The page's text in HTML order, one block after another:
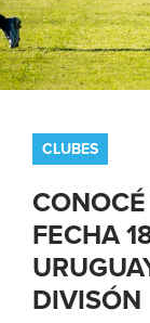
CLUBES
FECHA
DIVISÓN